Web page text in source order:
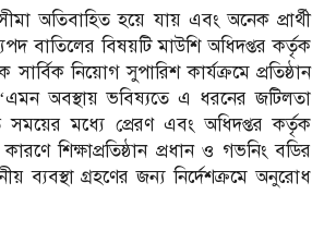
অতিবাহিত হয়ে যায় এবং অনেক প্রার্থী
বাতিলের বিষয়টি মাউশি অধিদপ্তর কর্তৃক
নিয়োগ সুপারিশ কার্যক্রমে প্রতিষ্ঠান
অবস্থায় ভবিষ্যতে এ ধরনের জটিলতা
সময়ের মধ্যে প্রেরণ এবং অধিদপ্তর কর্তৃক
শিক্ষাপ্রতিষ্ঠান প্রধান ও গভনিং বডির
ব্যবস্থা গ্রহণের জন্য নির্দেশক্রমে অনুরোধ